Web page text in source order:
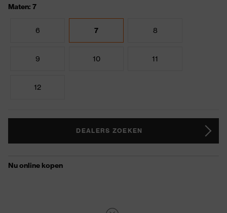
Maten: 7
6 7 8
9 10 11
12
DEALERS ZOEKEN